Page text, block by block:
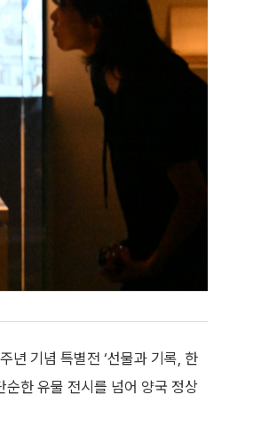
년 기념 특별전 ‘선물과 기록, 한
한 유물 전시를 넘어 양국 정상